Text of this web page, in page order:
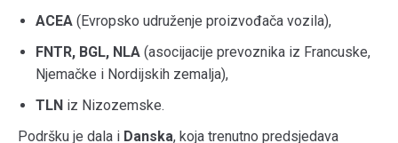
ACEA (Evropsko udruženje proizvođača vozila),
FNTR, BGL, NLA (asocijacije prevoznika iz Francuske,
Njemačke i Nordijskih zemalja),
TLN iz Nizozemske.
Podršku je dala i Danska, koja trenutno predsjedava